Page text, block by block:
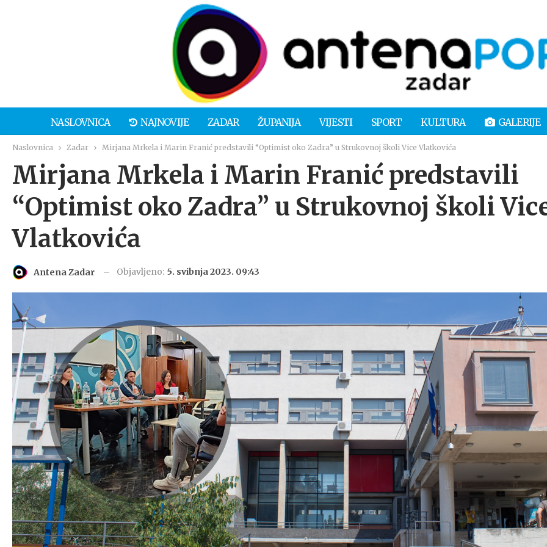
NASLOVNICA NAJNOVIJE ZADAR ŽUPANIJA VIJESTI SPORT KULTURA GALERIJE
Naslovnica Zadar Mirjana Mrkela i Marin Franić predstavili “Optimist oko Zadra” u Strukovnoj školi Vice Vlatkovića
Mirjana Mrkela i Marin Franić predstavili
“Optimist oko Zadra” u Strukovnoj školi
Vlatkovića
Antena Zadar Objavljeno: 5. svibnja 2023. 09:43